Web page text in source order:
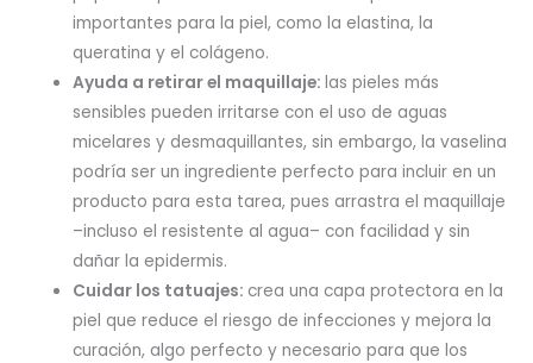
importantes para la piel, como la elastina, la
queratina y el colágeno.
Ayuda a retirar el maquillaje:las pieles más
sensibles pueden irritarse con el uso de aguas
micelares y desmaquillantes, sin embargo, la vaselina
podría ser un ingrediente perfecto para incluir en un
producto para esta tarea, pues arrastra el maquillaje
–incluso el resistente al agua– con facilidad y sin
dañar la epidermis.
Cuidar los tatuajes: crea una capa protectora en la
piel que reduce el riesgo de infecciones y mejora la
curación, algo perfecto y necesario para que los